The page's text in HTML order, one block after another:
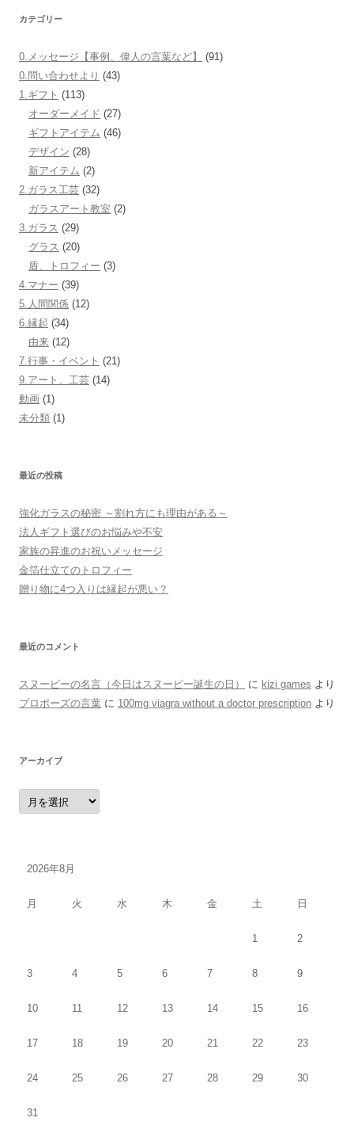
ョ
ン
カテゴリー
0.メッセージ【事例、偉人の言葉など】
(91)
0.問い合わせより (43)
1.ギフト (113)
オーダーメイド (27)
ギフトアイテム (46)
デザイン (28)
新アイテム (2)
2.ガラス工芸 (32)
ガラスアート教室 (2)
3.ガラス (29)
グラス (20)
盾、トロフィー (3)
4.マナー (39)
5.人間関係 (12)
6.縁起 (34)
由来 (12)
7.行事・イベント (21)
9.アート、工芸 (14)
動画 (1)
未分類 (1)
最近の投稿
強化ガラスの秘密 ～割れ方にも理由がある～
法人ギフト選びのお悩みや不安
家族の昇進のお祝いメッセージ
金箔仕立てのトロフィー
贈り物に4つ入りは縁起が悪い？
最近のコメント
スヌーピーの名言（今日はスヌーピー誕生の日） に kizi games より
プロポーズの言葉 に 100mg viagra without a doctor prescription より
アーカイブ
ア
ー
カ
2026年8月
月 火 水 木 金 土 日
1 2
3 4 5 6 7 8 9
10 11 12 13 14 15 16
17 18 19 20 21 22 23
24 25 26 27 28 29 30
31